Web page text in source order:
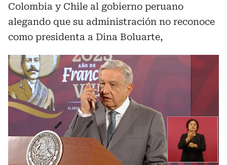
Colombia y Chile al gobierno peruano
alegando que su administración no reconoce
como presidenta a Dina Boluarte,